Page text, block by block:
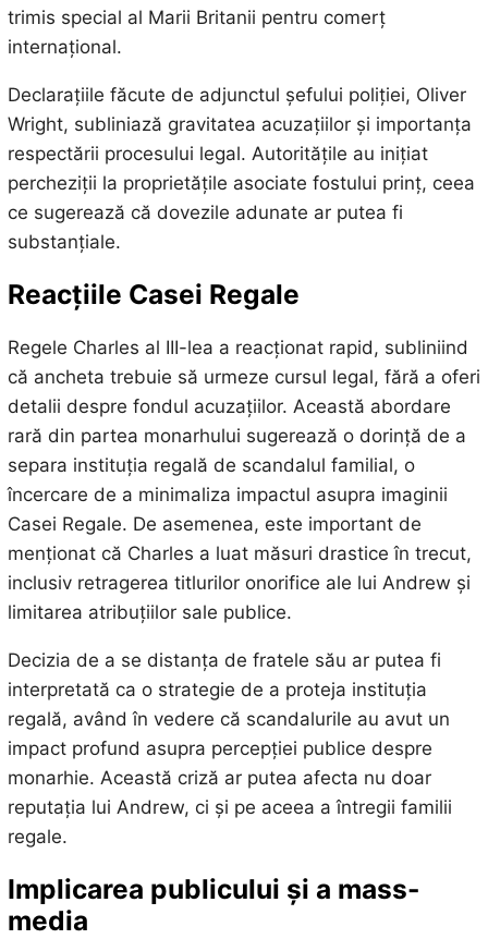
trimis special al Marii Britanii pentru comerț
internațional.
Declarațiile făcute de adjunctul șefului poliției, Oliver
Wright, subliniază gravitatea acuzațiilor și importanța
respectării procesului legal. Autoritățile au inițiat
percheziții la proprietățile asociate fostului prinț, ceea
ce sugerează că dovezile adunate ar putea fi
substanțiale.
Reacțiile Casei Regale
Regele Charles al III-lea a reacționat rapid, subliniind
că ancheta trebuie să urmeze cursul legal, fără a oferi
detalii despre fondul acuzațiilor. Această abordare
rară din partea monarhului sugerează o dorință de a
separa instituția regală de scandalul familial, o
încercare de a minimaliza impactul asupra imaginii
Casei Regale. De asemenea, este important de
menționat că Charles a luat măsuri drastice în trecut,
inclusiv retragerea titlurilor onorifice ale lui Andrew și
limitarea atribuțiilor sale publice.
Decizia de a se distanța de fratele său ar putea fi
interpretată ca o strategie de a proteja instituția
regală, având în vedere că scandalurile au avut un
impact profund asupra percepției publice despre
monarhie. Această criză ar putea afecta nu doar
reputația lui Andrew, ci și pe aceea a întregii familii
regale.
Implicarea publicului și a mass-
media